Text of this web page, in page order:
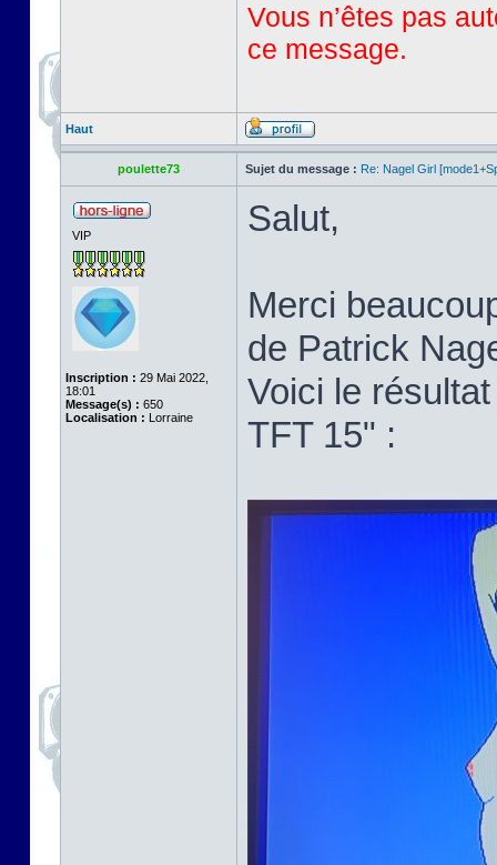
Vous n’êtes pas
ce message.
Haut
poulette73 Sujet du message : Re: Nagel Girl
VIP
Inscription : 29 Mai 2022,
18:01
Message(s) : 650
Localisation : Lorraine
Salut,
Merci
de Patrick
Voici le
TFT 15" :